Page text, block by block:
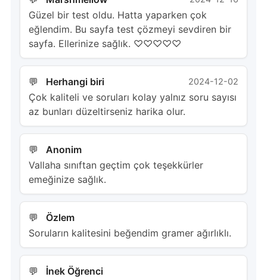
Güzel bir test oldu. Hatta yaparken çok
eğlendim. Bu sayfa test çözmeyi sevdiren bir
sayfa. Ellerinize sağlık. ♡♡♡♡♡
Herhangi biri 2024-12-02
Çok kaliteli ve soruları kolay yalnız soru sayısı
az bunları düzeltirseniz harika olur.
Anonim
Vallaha sınıftan geçtim çok teşekkürler
emeğinize sağlık.
Özlem
Soruların kalitesini beğendim gramer ağırlıklı.
İnek Öğrenci